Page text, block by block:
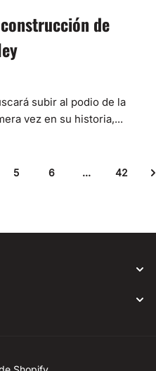
de
subir al podio de la
vez en su historia,...
5 6 … 42